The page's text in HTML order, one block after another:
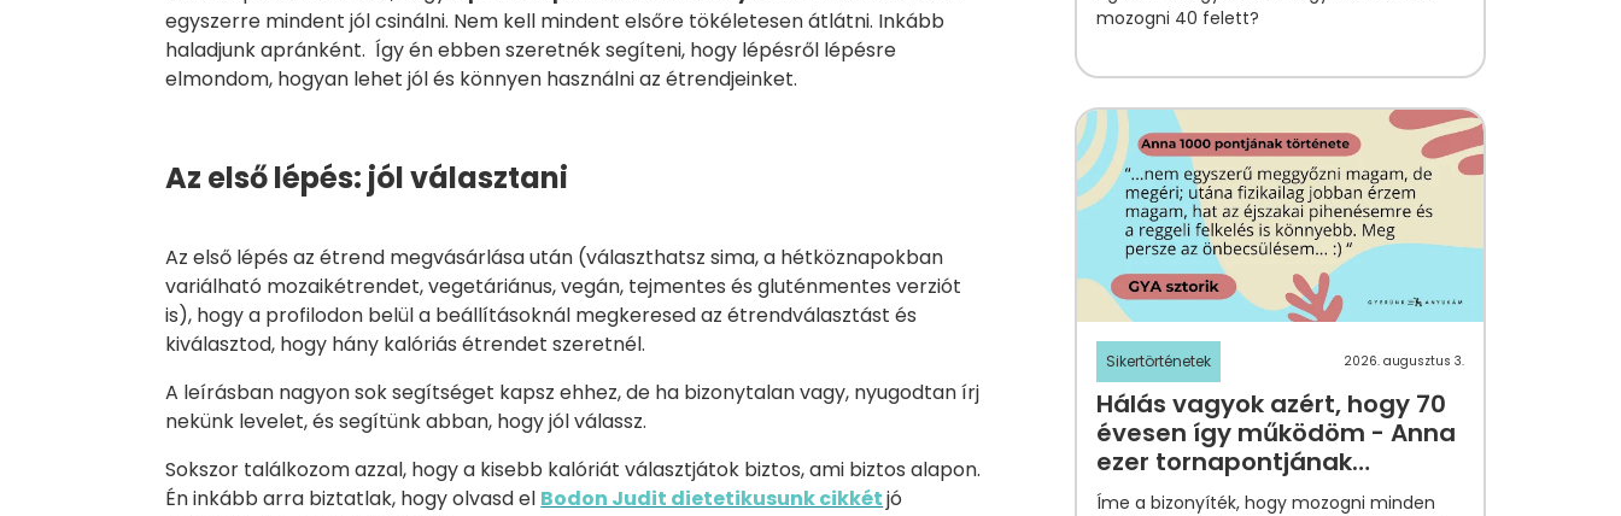
egyszerre mindent jól csinálni. Nem kell mindent elsőre tökéletesen átlátni. Inkább
haladjunk apránként. Így én ebben szeretnék segíteni, hogy lépésről lépésre
elmondom, hogyan lehet jól és könnyen használni az étrendjeinket.
Az első lépés: jól választani
Az első lépés az étrend megvásárlása után (választhatsz sima, a hétköznapokban
variálható mozaikétrendet, vegetáriánus, vegán, tejmentes és gluténmentes verziót
is), hogy a profilodon belül a beállításoknál megkeresed az étrendválasztást és
kiválasztod, hogy hány kalóriás étrendet szeretnél.
A leírásban nagyon sok segítséget kapsz ehhez, de ha bizonytalan vagy, nyugodtan írj
nekünk levelet, és segítünk abban, hogy jól válassz.
Sokszor találkozom azzal, hogy a kisebb kalóriát választjátok biztos, ami biztos alapon.
Én inkább arra biztatlak, hogy olvasd el Bodon Judit dietetikusunk cikkétjó
mozogni 40 felett?
Sikertörténetek 2026. augusztus 3.
Hálás vagyok azért, hogy 70
évesen így működöm - Anna
ezer tornapontjának
története
Íme a bizonyíték, hogy mozogni minden